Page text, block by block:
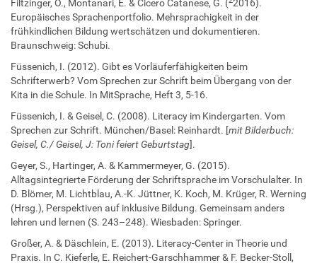
Filtzinger, O., Montanari, E. & Cicero Catanese, G. ( 2016).
Europäisches Sprachenportfolio. Mehrsprachigkeit in der
frühkindlichen Bildung wertschätzen und dokumentieren.
Braunschweig: Schubi.
Füssenich, I. (2012). Gibt es Vorläuferfähigkeiten beim
Schrifterwerb? Vom Sprechen zur Schrift beim Übergang von der
Kita in die Schule. In MitSprache, Heft 3, 5-16.
Füssenich, I. & Geisel, C. (2008). Literacy im Kindergarten. Vom
Sprechen zur Schrift. München/Basel: Reinhardt. [mit Bilderbuch:
Geisel, C./ Geisel, J: Toni feiert Geburtstag].
Geyer, S., Hartinger, A. & Kammermeyer, G. (2015).
Alltagsintegrierte Förderung der Schriftsprache im Vorschulalter. In
D. Blömer, M. Lichtblau, A.-K. Jüttner, K. Koch, M. Krüger, R. Werning
(Hrsg.), Perspektiven auf inklusive Bildung. Gemeinsam anders
lehren und lernen (S. 243–248). Wiesbaden: Springer.
Großer, A. & Däschlein, E. (2013). Literacy-Center in Theorie und
Praxis. In C. Kieferle, E. Reichert-Garschhammer & F. Becker-Stoll,